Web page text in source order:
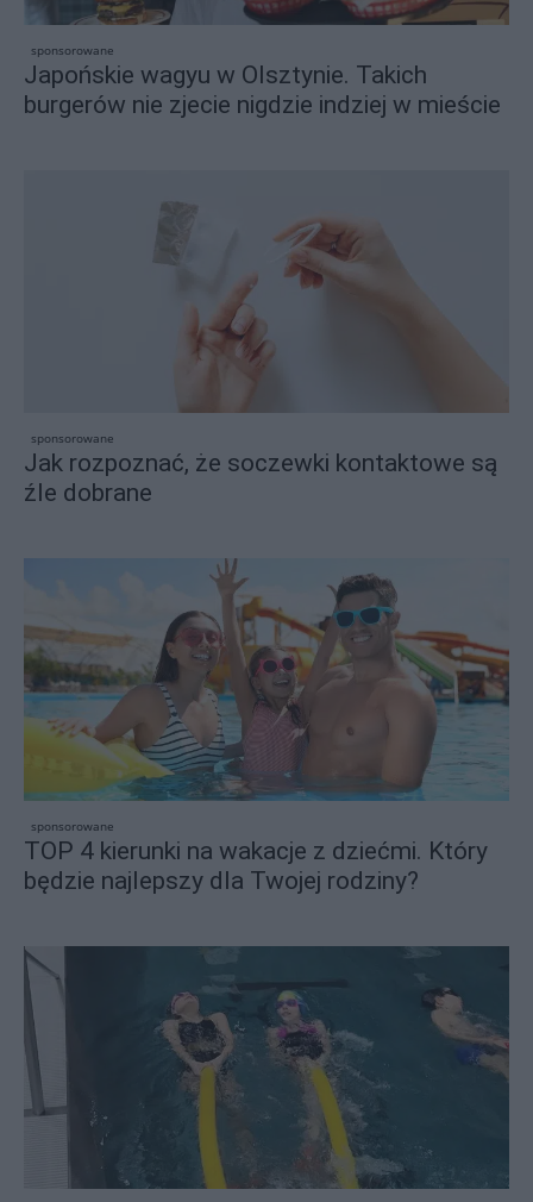
sponsorowane
Japońskie wagyu w Olsztynie. Takich
burgerów nie zjecie nigdzie indziej w mieście
sponsorowane
Jak rozpoznać, że soczewki kontaktowe są
źle dobrane
sponsorowane
TOP 4 kierunki na wakacje z dziećmi. Który
będzie najlepszy dla Twojej rodziny?